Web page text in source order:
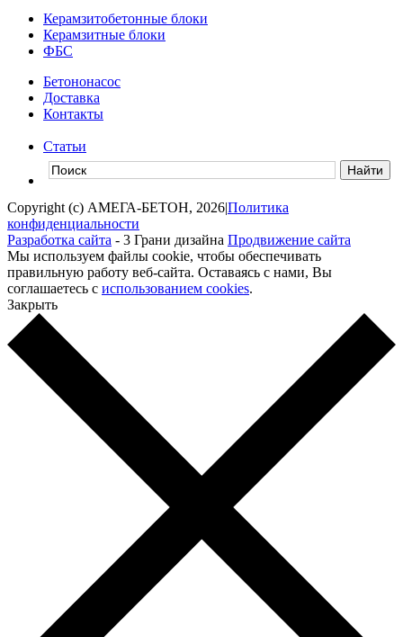
Керамзитобетонные блоки
Керамзитные блоки
ФБС
Бетононасос
Доставка
Контакты
Статьи
Copyright (c) АМЕГА-БЕТОН, 2026|Политика
конфиденциальности
Разработка сайта - 3 Грани дизайна Продвижение сайта
Мы используем файлы cookie, чтобы обеспечивать
правильную работу веб-сайта. Оставаясь с нами, Вы
соглашаетесь с использованием cookies.
Закрыть